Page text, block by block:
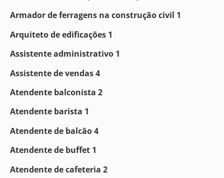
Armador de ferragens na construção civil 1
Arquiteto de edificações 1
Assistente administrativo 1
Assistente de vendas 4
Atendente balconista 2
Atendente barista 1
Atendente de balcão 4
Atendente de buffet 1
Atendente de cafeteria 2